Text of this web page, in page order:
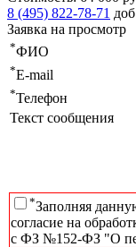
8 (495) 822-78-71
Заявка на просмотр
*ФИО
*E-mail
*Телефон
Текст сообщения
*Заполняя
согласие на
с ФЗ №152-ФЗ "О